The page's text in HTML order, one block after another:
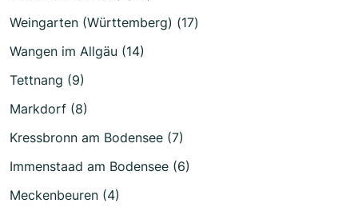
Weingarten (Württemberg) (17)
Wangen im Allgäu (14)
Tettnang (9)
Markdorf (8)
Kressbronn am Bodensee (7)
Immenstaad am Bodensee (6)
Meckenbeuren (4)